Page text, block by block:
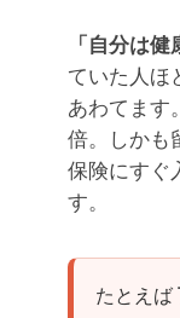
「自分は健
ていた人ほ
あわてます
倍。しかも
保険にすぐ
す。
たとえば